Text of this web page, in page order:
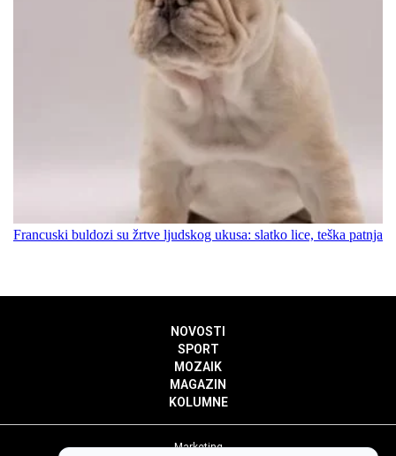
Francuski buldozi su žrtve ljudskog ukusa: slatko lice, teška patnja
NOVOSTI
SPORT
MOZAIK
MAGAZIN
KOLUMNE
Marketing